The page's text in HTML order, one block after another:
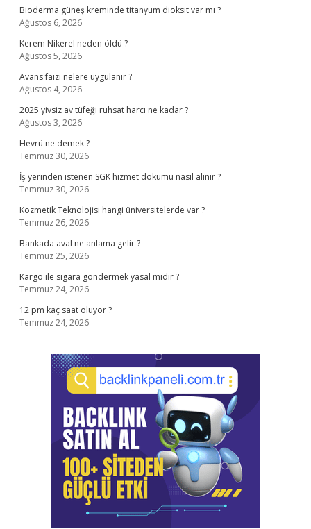
Bioderma güneş kreminde titanyum dioksit var mı ?
Ağustos 6, 2026
Kerem Nikerel neden öldü ?
Ağustos 5, 2026
Avans faizi nelere uygulanır ?
Ağustos 4, 2026
2025 yivsiz av tüfeği ruhsat harcı ne kadar ?
Ağustos 3, 2026
Hevrü ne demek ?
Temmuz 30, 2026
İş yerinden istenen SGK hizmet dökümü nasıl alınır ?
Temmuz 30, 2026
Kozmetik Teknolojisi hangi üniversitelerde var ?
Temmuz 26, 2026
Bankada aval ne anlama gelir ?
Temmuz 25, 2026
Kargo ile sigara göndermek yasal mıdır ?
Temmuz 24, 2026
12 pm kaç saat oluyor ?
Temmuz 24, 2026